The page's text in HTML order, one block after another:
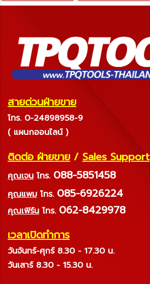
สายด่วนฝ่ายขาย
โทร. 0-24898958-9
( แผนกออนไลน์ )
ติดต่อ ฝ่ายขาย / Sales Support
คุณเจน โทร. 088-5851458
คุณแพม โทร. 085-6926224
คุณเฟิร์น โทร. 062-8429978
เวลาเปิดทำการ
วันจันทร์-ศุกร์ 8.30 - 17.30 น.
วันเสาร์ 8.30 - 15.30 น.